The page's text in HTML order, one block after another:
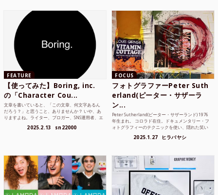
FEATURE
【使ってみた】Boring, inc.
の「Character Cou...
文章を書いていると、「この文章、何文字あるん
だろう？」と思うこと、ありませんか？ いや、あ
りますよね。ライター、ブロガー、SNS運用者、エ
は意外と多い。で...
2025.2.13 sn22000
FOCUS
フォトグラファーPeter Suth
erland(ピーター・サザーラ
ン...
Peter Sutherland(ピーター・サザーランド) 1976
年生まれ。 コロラド在住。ドキュメンタリー・フ
ォトグラフィーのテクニックを使い、隠れた笑い
2025.1.27 ヒラバヤシ